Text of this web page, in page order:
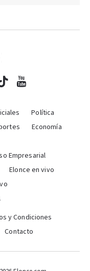
Política
Economía
Empresarial
Elonce en vivo
y Condiciones
Contacto